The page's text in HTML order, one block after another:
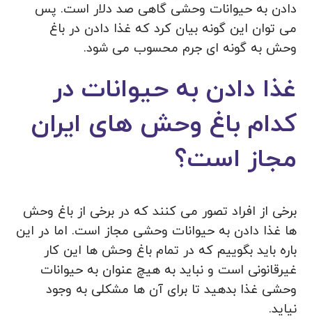
دادن به حیوانات وحشی گاهی صد دلار است. پس
می توان این گونه بیان کرد که غذا دادن در باغ
وحش به گونه ای جرم محسوب می شود.
غذا دادن به حیوانات در
کدام باغ وحش های ایران
مجاز است؟
برخی از افراد تصور می کنند که در برخی از باغ وحش
ها غذا دادن به حیوانات وحشی مجاز است. اما در این
باره باید بگوییم که در تمام باغ وحش ها این کار
غیرقانونی است و نباید به هیچ عنوان به حیوانات
وحشی غذا بدهید تا برای آن ها مشکلی به وجود
نیاید.